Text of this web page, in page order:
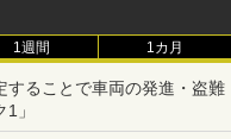
1週間 1カ月
することで車両の発進・盗難
」